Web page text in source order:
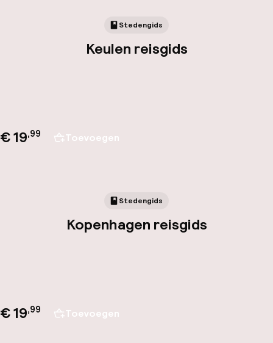
Stedengids
Keulen reisgids
€ 19,99 Toevoegen
Stedengids
Kopenhagen reisgids
€ 19,99 Toevoegen